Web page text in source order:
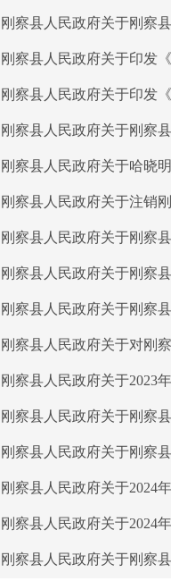
刚察县人民政府关于刚察
刚察县人民政府关于印发
刚察县人民政府关于印发
刚察县人民政府关于刚察
刚察县人民政府关于哈晓
刚察县人民政府关于注销
刚察县人民政府关于刚察
刚察县人民政府关于刚察
刚察县人民政府关于刚察
刚察县人民政府关于对刚
刚察县人民政府关于2023
刚察县人民政府关于刚察
刚察县人民政府关于刚察
刚察县人民政府关于2024
刚察县人民政府关于2024
刚察县人民政府关于刚察